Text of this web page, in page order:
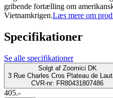
gribende fortælling om
Vietnamkrigen.Læs mere om
Specifikationer
Se alle specifikationer
Solgt af Zoomici DK
3 Rue Charles Cros Plateau de
CVR-nr: FR80431807486
405.-